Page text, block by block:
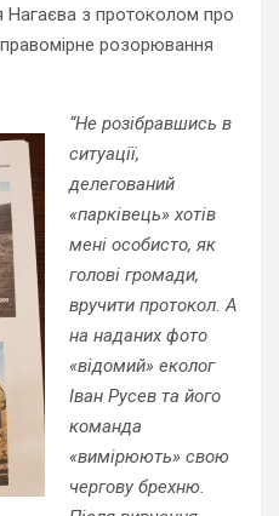
Нагаєва з протоколом про
розорювання
“Не розібравшись в
ситуації,
делегований
«парківець» хотів
мені особисто, як
голові громади,
вручити протокол. А
на наданих фото
«відомий» еколог
Іван Русев та його
команда
«вимірюють» свою
чергову брехню.